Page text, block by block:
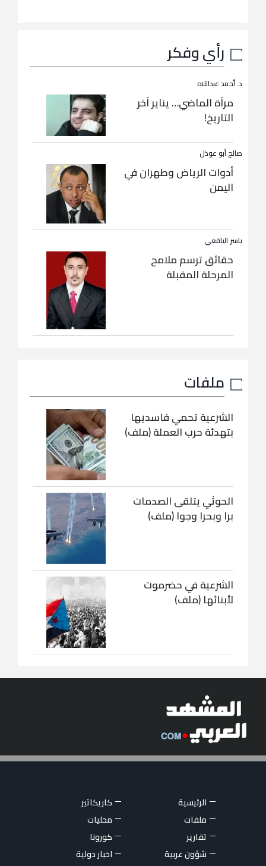
رأي وفكر
د. أحمد عبداللاه
مرآة الماضي… يناير آخر
التاريخ!
صالح أبو عوذل
أدوات الرياض وطهران في
اليمن
ياسر اليافعي
حقائق ترسم ملامح
المرحلة المقبلة
ملفات
الشرعية تحمي فاسديها
بتهدئة حرب العملة (ملف)
الحوثي يتلقى الصدمات
برا وبحرا وجوا (ملف)
الشرعية في حضرموت
لأبنائها (ملف)
الرئيسية
كاريكاتير
ملفات
محليات
تقارير
كورونا
شؤون عربية
اخبار دولية